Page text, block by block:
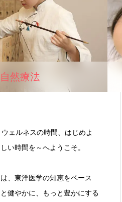
然療法
ェルネスの時間、はじめよ
い時間を～へようこそ。
、東洋医学の知恵をベース
健やかに、もっと豊かにする